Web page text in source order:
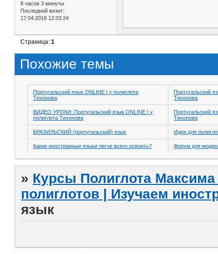
8 часов 3 минуты
Последний визит:
17.04.2018 12:33:24
Страница:1
Похожие темы
Португальский язык ONLINE | у полиглота
Тихонова
Португальский
Тихонова
ВИДЕО УРОКИ: Португальский язык ONLINE | у
полиглота Тихонова
Португальский
Тихонова
БРАЗИЛЬСКИЙ (португальский) язык Идеи для
Какие иностранные языки легче всего освоить? Форум для
» Курсы Полиглота
полиглотов | Изучаем
язык